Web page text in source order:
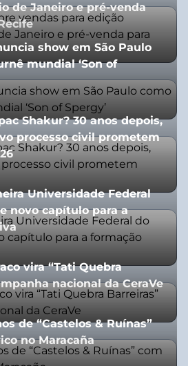
de Janeiro e pré-venda
show em São Paulo
mundial ‘Son of
Shakur? 30 anos depois,
processo civil prometem
Universidade Federal
novo capítulo para a
vira “Tati Quebra
nacional da CeraVe
de “Castelos & Ruínas”
no Maracaña